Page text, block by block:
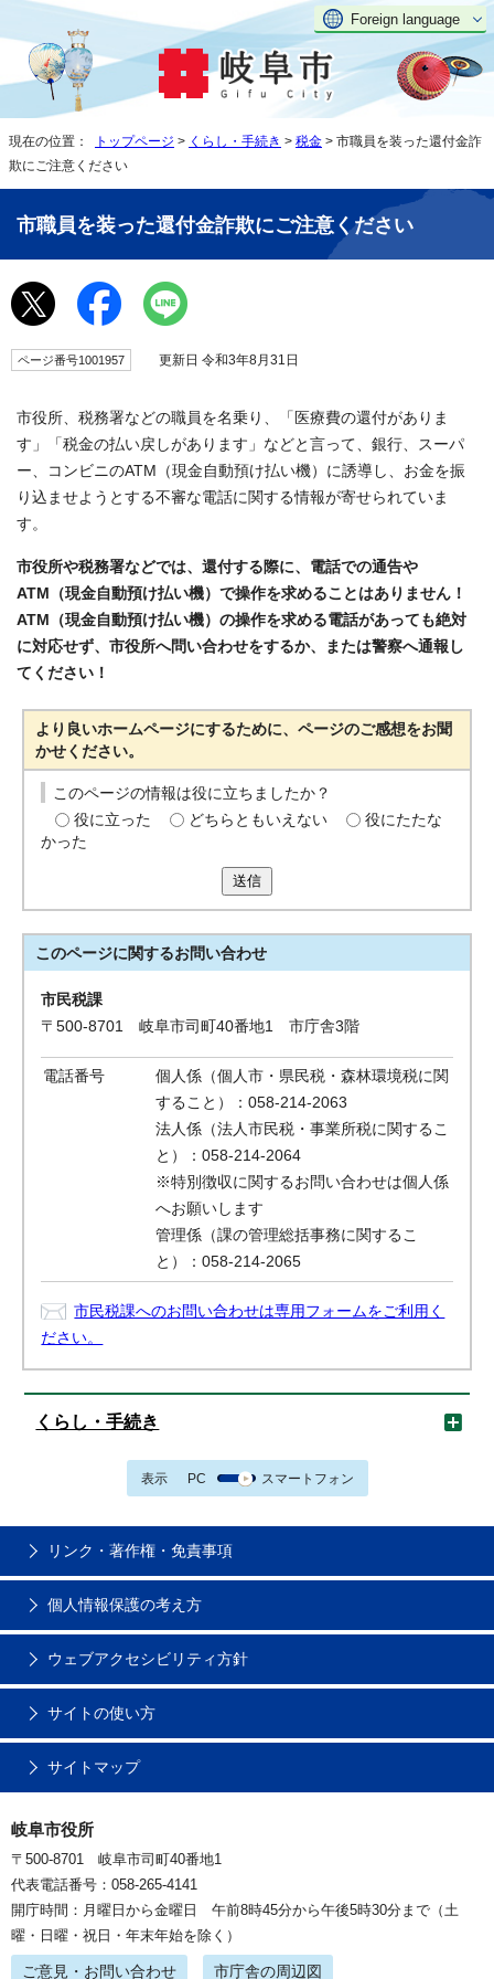
Foreign language
現在の位置： トップページ > くらし・手続き > 税金 > 市職員を装った還付金詐
欺にご注意ください
市職員を装った還付金詐欺にご注意ください
ページ番号1001957 更新日 令和3年8月31日
市役所、税務署などの職員を名乗り、「医療費の還付がありま
す」「税金の払い戻しがあります」などと言って、銀行、スーパ
ー、コンビニのATM（現金自動預け払い機）に誘導し、お金を振
り込ませようとする不審な電話に関する情報が寄せられていま
す。
市役所や税務署などでは、還付する際に、電話での通告や
ATM（現金自動預け払い機）で操作を求めることはありません！
ATM（現金自動預け払い機）の操作を求める電話があっても絶対
に対応せず、市役所へ問い合わせをするか、または警察へ通報し
てください！
より良いホームページにするために、ページのご感想をお聞
かせください。
このページの情報は役に立ちましたか？
役に立った
どちらともいえない
役にたたな
かった
送信
このページに関するお問い合わせ
市民税課
〒500-8701 岐阜市司町40番地1 市庁舎3階
電話番号
個人係（個人市・県民税・森林環境税に関
すること）：058-214-2063
法人係（法人市民税・事業所税に関するこ
と）：058-214-2064
※特別徴収に関するお問い合わせは個人係
へお願いします
管理係（課の管理総括事務に関するこ
と）：058-214-2065
市民税課へのお問い合わせは専用フォームをご利用く
ださい。
くらし・手続き
表示 PC スマートフォン
リンク・著作権・免責事項
個人情報保護の考え方
ウェブアクセシビリティ方針
サイトの使い方
サイトマップ
岐阜市役所
〒500-8701 岐阜市司町40番地1
代表電話番号：058-265-4141
開庁時間：月曜日から金曜日 午前8時45分から午後5時30分まで（土
曜・日曜・祝日・年末年始を除く）
ご意見・お問い合わせ 市庁舎の周辺図